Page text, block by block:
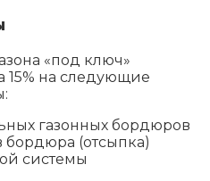
«под ключ»
15% на следующие
газонных бордюров
(отсыпка)
системы